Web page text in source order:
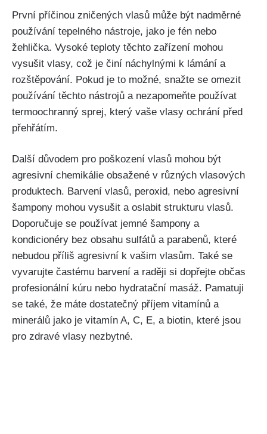
První příčinou zničených vlasů může být nadměrné
používání ⁤tepelného nástroje, ‍jako je fén nebo
žehlička. Vysoké teploty těchto zařízení mohou
vysušit vlasy, což je činí ‍náchylnými k lámání a
rozštěpování. Pokud je ⁣to⁤ možné, snažte se omezit
používání těchto nástrojů a ⁢nezapomeňte používat
termoochranný sprej, který vaše vlasy ochrání před
přehřátím.
Další důvodem pro poškození vlasů mohou být
agresivní chemikálie obsažené v různých vlasových
produktech. Barvení vlasů, peroxid, nebo ‌agresivní
šampony mohou ‌vysušit a oslabit ​strukturu vlasů.
Doporučuje‌ se používat‍ jemné ⁤šampony ⁣a
kondicionéry bez obsahu sulfátů a parabenů, které
nebudou příliš ⁤agresivní k vašim vlasům. Také se
vyvarujte častému barvení a raději si dopřejte občas
profesionální kúru nebo hydratační‌ masáž. Pamatuji
se také, že‌ máte⁤ dostatečný příjem vitamínů a
minerálů jako je vitamín A, C, E, a biotin, které jsou
pro⁢ zdravé vlasy nezbytné.